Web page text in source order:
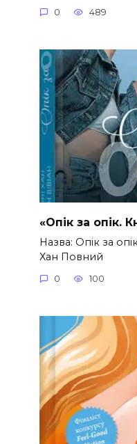
0 489
«Опік за опік.
Назва: Опік за
Хан Повний
0 100